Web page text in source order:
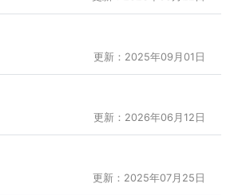
更新：2025年09月01日
更新：2026年06月12日
更新：2025年07月25日